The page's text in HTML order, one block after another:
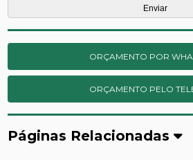
ORÇAMENTO POR
ORÇAMENTO PELO
Páginas Relacionadas